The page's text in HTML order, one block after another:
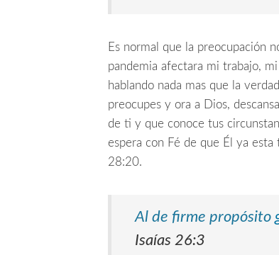
Es normal que la preocupación
pandemia afectara mi trabajo,
hablando nada mas que la
preocupes y ora a Dios,
de ti y que conoce tus
espera con Fé de que Él ya
28:20.
Al de firme propósito
Isaías 26:3